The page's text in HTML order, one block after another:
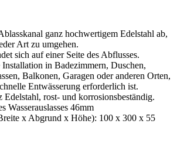
ganz hochwertigem Edelstahl ab,
Art zu umgehen.
sich auf einer Seite des Abflusses.
Installation in Badezimmern, Duschen,
Balkonen, Garagen oder anderen Orten,
Entwässerung erforderlich ist.
Edelstahl, rost- und korrosionsbeständig.
Wasserauslasses 46mm
x Abgrund x Höhe): 100 x 300 x 55